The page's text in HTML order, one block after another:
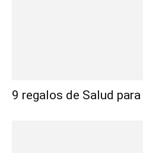
9 regalos de Salud